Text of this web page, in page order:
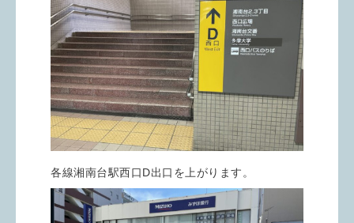
各線湘南台駅西口D出口を上がります。